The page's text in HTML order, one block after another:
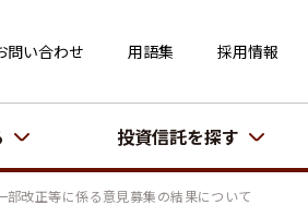
問い合わせ 用語集 採用情報
投資信託を探す
部改正等に係る意見募集の結果について